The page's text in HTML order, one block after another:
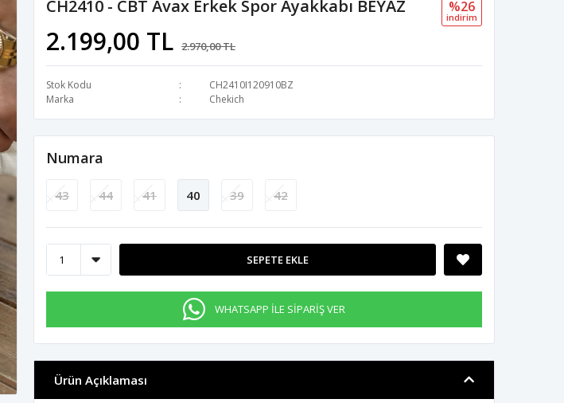
CH2410 - CBT Avax Erkek Spor Ayakkabı BEYAZ
2.199,00 TL 2.970,00 TL
%26
i̇ndi̇ri̇m
Stok Kodu
CH2410I120910BZ
Marka
Chekich
Numara
43 44 41 40 39 42
SEPETE EKLE
WHATSAPP İLE SİPARİŞ VER
Ürün Açıklaması